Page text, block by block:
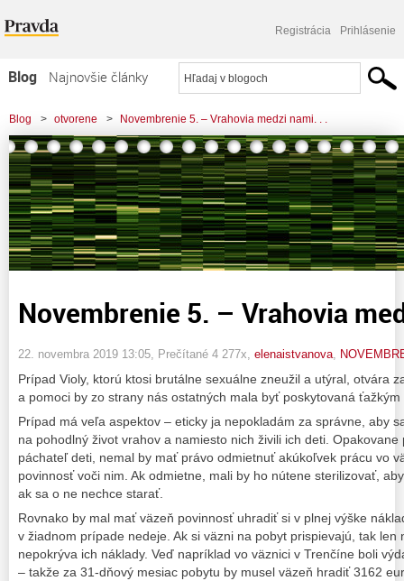
Registrácia Prihlásenie
Blog
Najnovšie články
Najčítanejšie články
Najkomentovanejšie články
Zoznam blogov
Komerčné blogy
Blog > otvorene > Novembrenie 5. – Vrahovia medzi nami. . .
Novembrenie 5. – Vrahovia
22. novembra 2019 13:05 , Prečítané 4 277x, elenaistvanova
Prípad Violy, ktorú ktosi brutálne sexuálne zneužil a utýral, otvára
a pomoci by zo strany nás ostatných mala byť poskytovaná
Prípad má veľa aspektov – eticky ja nepokladám za správne, aby
na pohodlný život vrahov a namiesto nich živili ich deti.
páchateľ deti, nemal by mať právo odmietnuť akúkoľvek prácu vo
povinnosť voči nim. Ak odmietne, mali by ho nútene sterilizovať,
ak sa o ne nechce starať.
Rovnako by mal mať väzeň povinnosť uhradiť si v plnej výške
v žiadnom prípade nedeje. Ak si väzni na pobyt prispievajú, tak len
nepokrýva ich náklady. Veď napríklad vo väznici v Trenčíne boli
– takže za 31-dňový mesiac pobytu by musel väzeň hradiť 3162